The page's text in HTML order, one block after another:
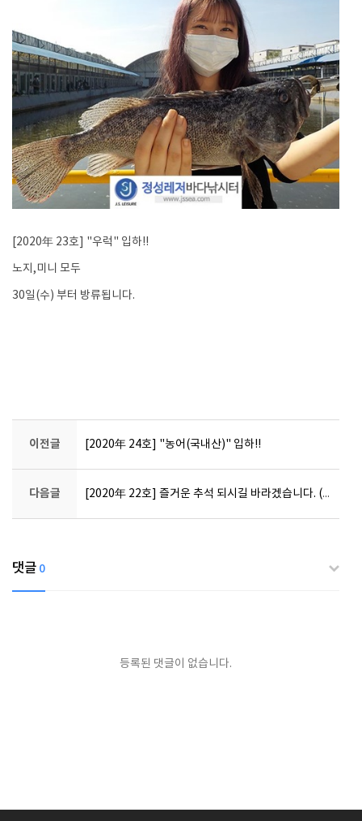
[2020年 23호] "우럭" 입하!!
노지,미니 모두
30일(수) 부터 방류됩니다.
이전글 [2020年 24호] "농어(국내산)" 입하!!
다음글 [2020年 22호] 즐거운 추석 되시길 바라겠습니다. (연휴 방류시간 안내)
댓글 0
등록된 댓글이 없습니다.